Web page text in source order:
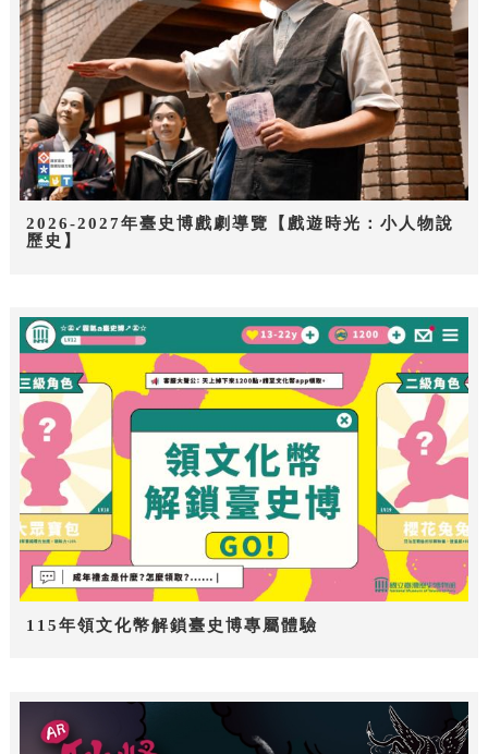
2026-2027年臺史博戲劇導覽【戲遊時光：小人物說
歷史】
115年領文化幣解鎖臺史博專屬體驗